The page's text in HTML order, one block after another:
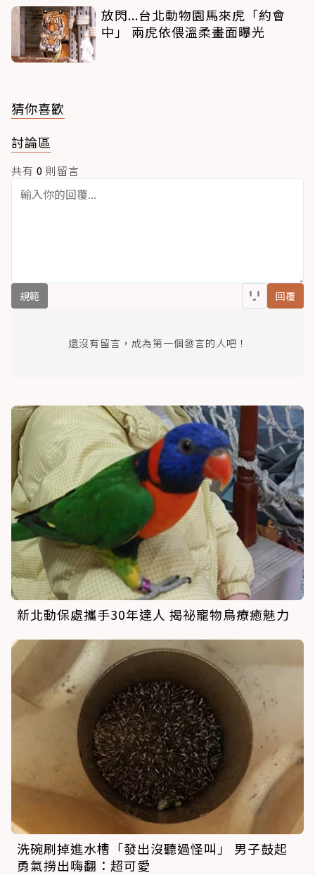
放閃...台北動物園馬來虎「約會
中」 兩虎依偎溫柔畫面曝光
猜你喜歡
討論區
共有 0 則留言
規範 回覆
還沒有留言，成為第一個發言的人吧！
新北動保處攜手30年達人 揭祕寵物鳥療癒魅力
洗碗刷掉進水槽「發出沒聽過怪叫」 男子鼓起
勇氣撈出嗨翻：超可愛